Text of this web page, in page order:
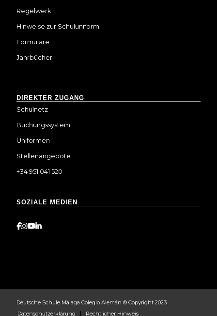
Regelwerk
Hinweise zur Schuluniform
Formulare
Jahrbücher
DIREKTER ZUGANG
Schulnetz
Buchungssystem
Uniformen
Stellenangebote
+34 951 041 520
SOZIALE MEDIEN
Deutsche Schule Málaga Colegio Alemán © Copyright 2023
Datenschutzerklärung
Rechtlicher Hinweis